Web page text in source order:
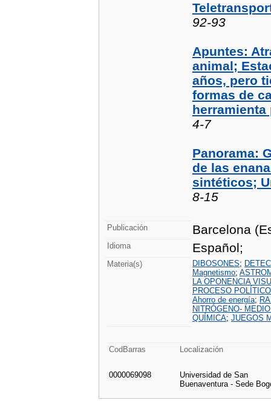
92-93
Apuntes:
animal;
años, pero
formas de
herramienta
4-7
Panorama:
de las
sintéticos;
8-15
Publicación Barcelona
Idioma Español;
Materia(s) DIBOSONES;
Magnetismo;
LA OPONENCIA
PROCESO
Ahorro de energía;
NITRÓGENO-
QUÍMICA; JUEGOS
CodBarras Localización
0000069098
Universidad de San
Buenaventura - Sede